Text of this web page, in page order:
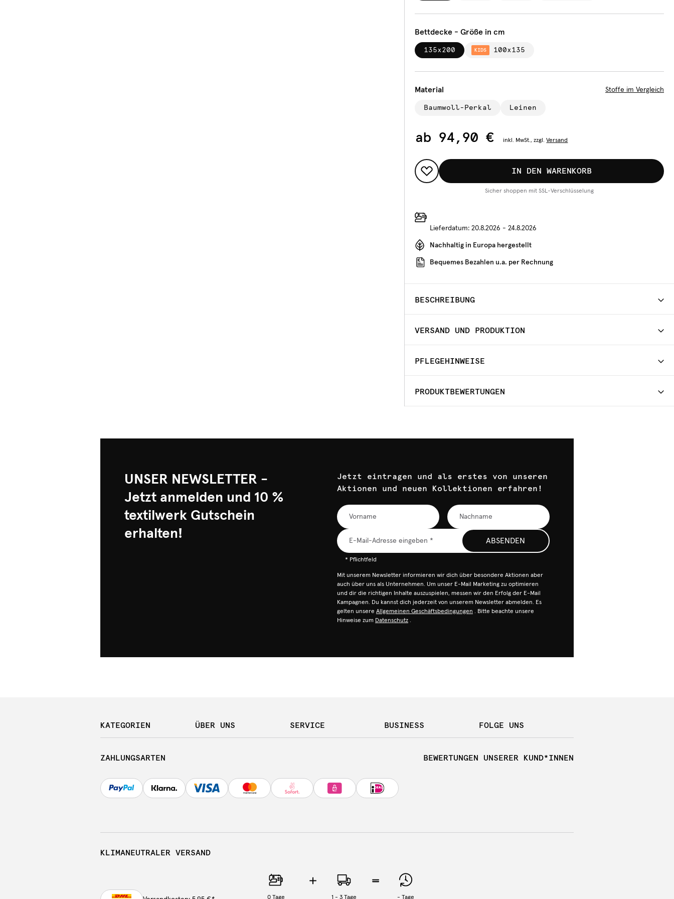
Bettdecke - Größe in cm
135x200 KIDS 100x135
Material Stoffe im Vergleich
Baumwoll-Perkal Leinen
ab 94,90 € inkl. MwSt., zzgl. Versand
IN DEN WARENKORB
Sicher shoppen mit SSL-Verschlüsselung
Lieferdatum: 20.8.2026 - 24.8.2026
Nachhaltig in Europa hergestellt
Bequemes Bezahlen u.a. per Rechnung
BESCHREIBUNG
VERSAND UND PRODUKTION
PFLEGEHINWEISE
PRODUKTBEWERTUNGEN
UNSER NEWSLETTER -
Jetzt anmelden und 10 %
textilwerk Gutschein
erhalten!
Jetzt eintragen und als erstes von unseren
Aktionen und neuen Kollektionen erfahren!
ABSENDEN
* Pflichtfeld
Mit unserem Newsletter informieren wir dich über besondere Aktionen aber
auch über uns als Unternehmen. Um unser E-Mail Marketing zu optimieren
und dir die richtigen Inhalte auszuspielen, messen wir den Erfolg der E-Mail
Kampagnen. Du kannst dich jederzeit von unserem Newsletter abmelden. Es
gelten unsere Allgemeinen Geschäftsbedingungen . Bitte beachte unsere
Hinweise zum Datenschutz .
KATEGORIEN ÜBER UNS SERVICE BUSINESS FOLGE UNS
ZAHLUNGSARTEN BEWERTUNGEN UNSERER KUND*INNEN
KLIMANEUTRALER VERSAND
0Tage 1 - 3 Tage - Tage